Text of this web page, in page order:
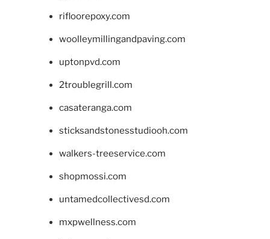
rifloorepoxy.com
woolleymillingandpaving.com
uptonpvd.com
2troublegrill.com
casateranga.com
sticksandstonesstudiooh.com
walkers-treeservice.com
shopmossi.com
untamedcollectivesd.com
mxpwellness.com